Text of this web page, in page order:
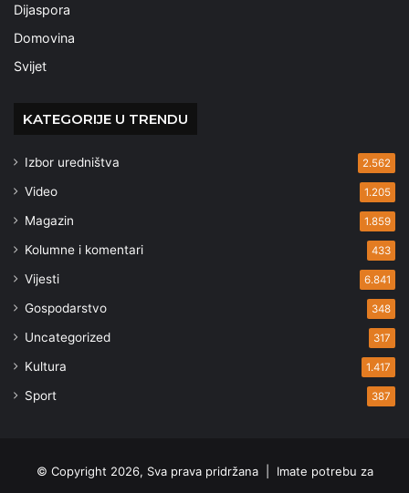
Dijaspora
Domovina
Svijet
KATEGORIJE U TRENDU
Izbor uredništva 2.562
Video 1.205
Magazin 1.859
Kolumne i komentari 433
Vijesti 6.841
Gospodarstvo 348
Uncategorized 317
Kultura 1.417
Sport 387
© Copyright 2026, Sva prava pridržana | Imate potrebu za